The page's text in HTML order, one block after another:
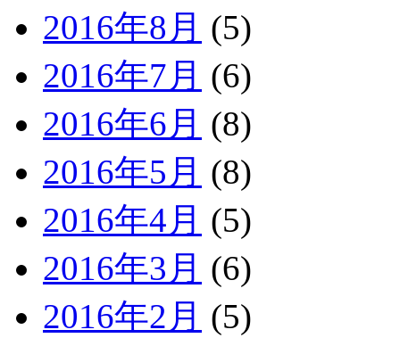
2016年8月 (5)
2016年7月 (6)
2016年6月 (8)
2016年5月 (8)
2016年4月 (5)
2016年3月 (6)
2016年2月 (5)